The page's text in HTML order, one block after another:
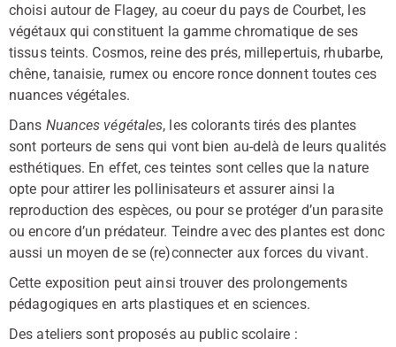
choisi autour de Flagey, au coeur du pays de Courbet, les
végétaux qui constituent la gamme chromatique de ses
tissus teints. Cosmos, reine des prés, millepertuis, rhubarbe,
chêne, tanaisie, rumex ou encore ronce donnent toutes ces
nuances végétales.
Dans Nuances végétales, les colorants tirés des plantes
sont porteurs de sens qui vont bien au-delà de leurs qualités
esthétiques. En effet, ces teintes sont celles que la nature
opte pour attirer les pollinisateurs et assurer ainsi la
reproduction des espèces, ou pour se protéger d’un parasite
ou encore d’un prédateur. Teindre avec des plantes est donc
aussi un moyen de se (re)connecter aux forces du vivant.
Cette exposition peut ainsi trouver des prolongements
pédagogiques en arts plastiques et en sciences.
Des ateliers sont proposés au public scolaire :